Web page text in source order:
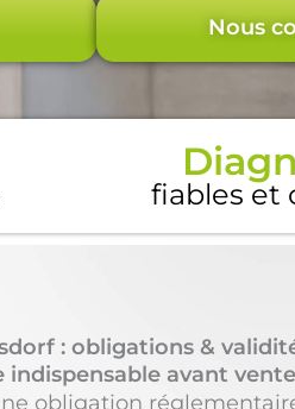
Nous
fiables et
: obligations &
avant
obligation